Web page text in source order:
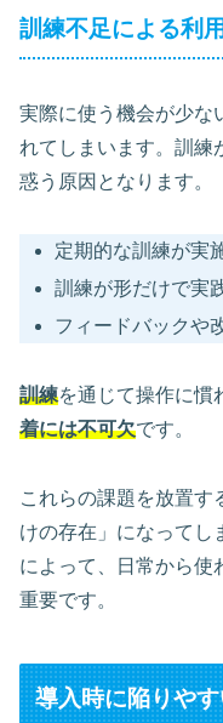
訓練不足による利
実際に使う機会が少な
れてしまいます。訓練
惑う原因となります。
定期的な訓練が実
訓練が形だけで実
フィードバックや
訓練を通じて操作に慣
着には不可欠です。
これらの課題を放置す
けの存在」になってし
によって、日常から使
重要です。
導入時に陥りや